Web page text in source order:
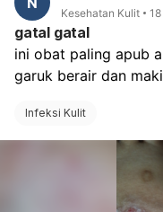
terlalu lama bila
ketuban pecah,
rumah sakit.
Kesehatan Kulit
gatal gatal
ini obat paling apub
garuk berair dan
Infeksi Kulit